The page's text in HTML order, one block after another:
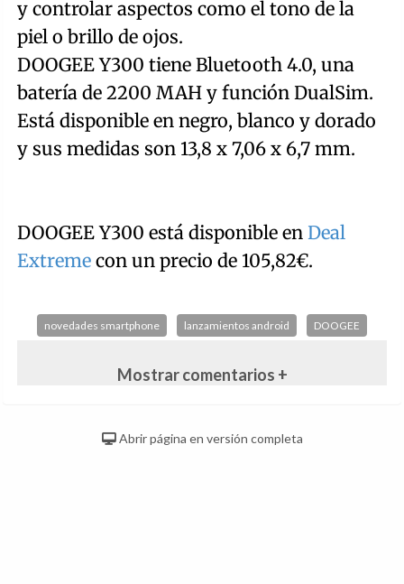
y controlar aspectos como el tono de la
piel o brillo de ojos.
DOOGEE Y300 tiene Bluetooth 4.0, una
batería de 2200 MAH y función DualSim.
Está disponible en negro, blanco y dorado
y sus medidas son 13,8 x 7,06 x 6,7 mm.
DOOGEE Y300 está disponible en Deal
Extreme con un precio de 105,82€.
novedades smartphone lanzamientos android DOOGEE
Mostrar comentarios +
Abrir página en versión completa